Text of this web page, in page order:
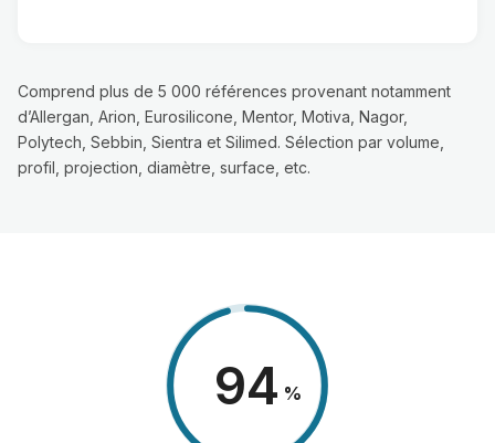
Comprend plus de 5 000 références provenant notamment
d’Allergan, Arion, Eurosilicone, Mentor, Motiva, Nagor,
Polytech, Sebbin, Sientra et Silimed. Sélection par volume,
profil, projection, diamètre, surface, etc.
98 %